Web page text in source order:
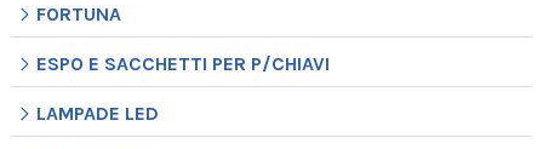
FORTUNA
ESPO E SACCHETTI PER P/CHIAVI
LAMPADE LED